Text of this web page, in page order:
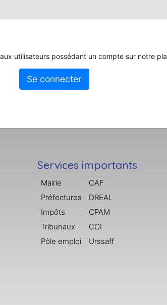
utilisateurs possédant un compte sur notre
Se connecter
Services importants
Mairie
Préfectures
Impôts
Tribunaux
Pôle emploi
CAF
DREAL
CPAM
CCI
Urssaff